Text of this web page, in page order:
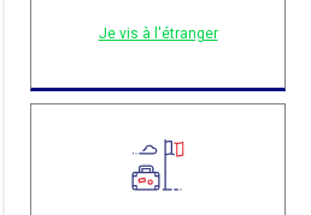
Je vis à l'étranger